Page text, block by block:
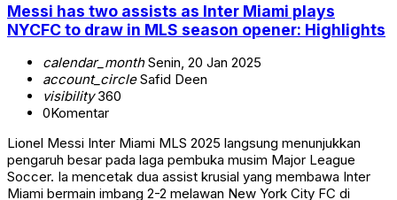
Messi has two assists as Inter Miami plays
NYCFC to draw in MLS season opener: Highlights
calendar_monthSenin, 20 Jan 2025
account_circleSafid Deen
visibility360
0Komentar
Lionel Messi Inter Miami MLS 2025 langsung menunjukkan
pengaruh besar pada laga pembuka musim Major League
Soccer. Ia mencetak dua assist krusial yang membawa Inter
Miami bermain imbang 2-2 melawan New York City FC di